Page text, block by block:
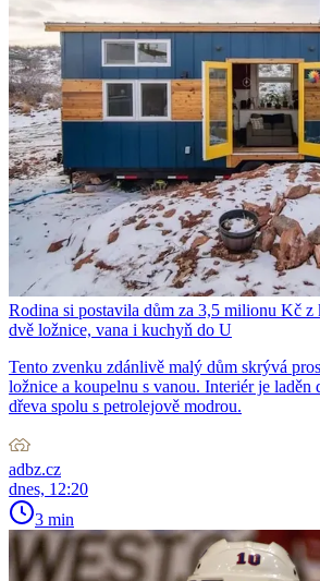
Rodina si postavila dům za 3,5 milionu Kč
dvě ložnice, vana i kuchyň do U
Tento zvenku zdánlivě malý dům skrývá
ložnice a koupelnu s vanou. Interiér je laděn
dřeva spolu s petrolejově modrou.
adbz.cz
dnes, 12:20
3 min